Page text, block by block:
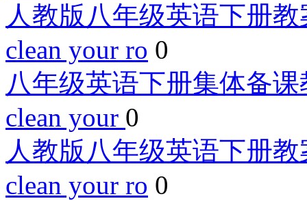
人教版八年级英语下册教
clean your ro 0
八年级英语下册集体备课
clean your 0
人教版八年级英语下册教
clean your ro 0